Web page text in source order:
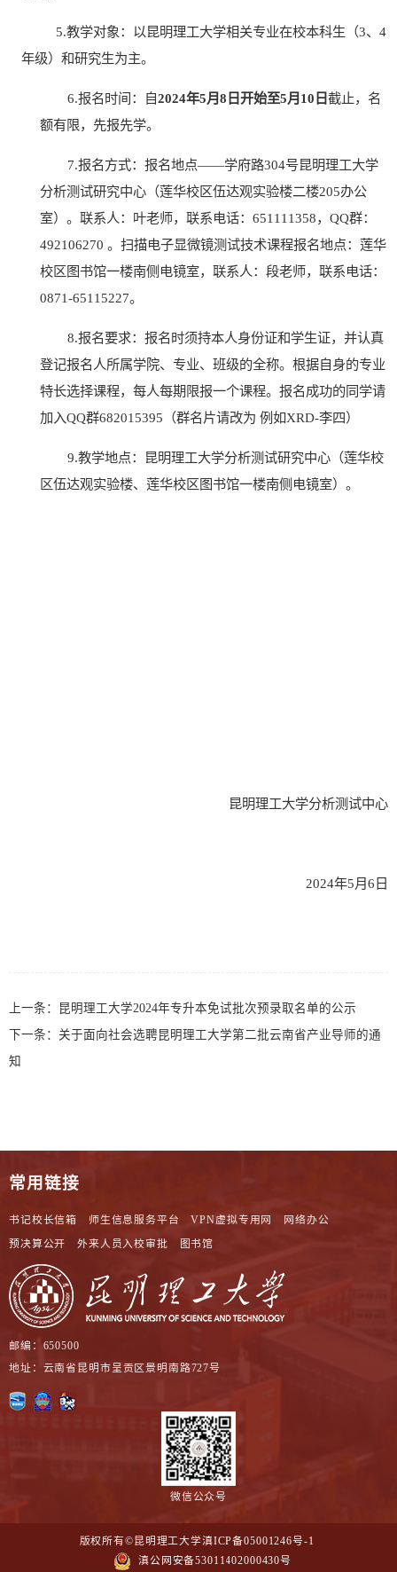
5.教学对象：以昆明理工大学相关专业在校本科生（3、4
年级）和研究生为主。
6.报名时间：自2024年5月8日开始至5月 10 日截止，名
额有限，先报先学。
7.报名方式：报名地点——学府路304号昆明理工大学
分析测试研究中心（莲华校区伍达观实验楼二楼205办公
室）。联系人：叶老师，联系电话： 6511 11358， QQ群：
492106270 。 扫描电子显微镜测试技术课程报名地点：莲华
校区图书馆一楼南侧电镜室，联系人：段老师，联系电话：
0871-65115227。
8.报名要求：报名时须持本人身份证和学生证，并认真
登记报名人所属学院、专业、班级的全称。根据自身的专业
特长选择课程，每人每期限报一个课程。报名成功的同学请
加入QQ群682015395（群名片请改为 例如XRD-李四）
9.教学地点：昆明理工大学分析测试研究中心（莲华校
区伍达观实验楼、莲华校区图书馆一楼南侧电镜室）。
昆明理工大学分析测试中心
2024年5月6 日
上一条：
昆明理工大学2024年专升本免试批次预录取名单的公示
下一条： 关于面向社会选聘昆明理工大学第二批云南省产业导师的通
知
常用链接
书记校长信箱 师生信息服务平台 VPN虚拟专用网
网络办公
预决算公开
外来人员入校审批 图书馆
邮编：650500
地址：云南省昆明市呈贡区景明南路727号
微信公众号
版权所有©昆明理工大学滇ICP备05001246号-1
滇公网安备53011402000430号